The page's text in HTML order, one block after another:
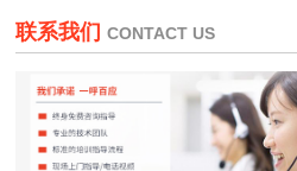
联系我们 CONTACT US